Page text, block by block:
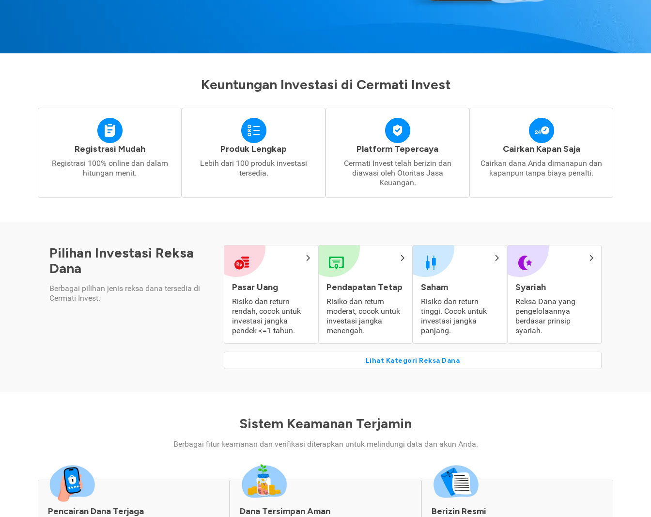
Keuntungan Investasi di Cermati Invest
Registrasi Mudah
Registrasi 100% online dan dalam
hitungan menit.
Produk Lengkap
Lebih dari 100 produk investasi
tersedia.
Platform Tepercaya
Cermati Invest telah berizin dan
diawasi oleh Otoritas Jasa
Keuangan.
Cairkan Kapan Saja
Cairkan dana Anda dimanapun dan
kapanpun tanpa biaya penalti.
Pilihan Investasi Reksa
Dana
Berbagai pilihan jenis reksa dana tersedia di
Cermati Invest.
Pasar Uang
Risiko dan return
rendah, cocok untuk
investasi jangka
pendek <=1 tahun.
Pendapatan Tetap
Risiko dan return
moderat, cocok untuk
investasi jangka
menengah.
Saham
Risiko dan return
tinggi. Cocok untuk
investasi jangka
panjang.
Syariah
Reksa Dana yang
pengelolaannya
berdasar prinsip
syariah.
Lihat Kategori Reksa Dana
Sistem Keamanan Terjamin
Berbagai fitur keamanan dan verifikasi diterapkan untuk melindungi data dan akun Anda.
Pencairan Dana Terjaga Dana Tersimpan Aman Berizin Resmi